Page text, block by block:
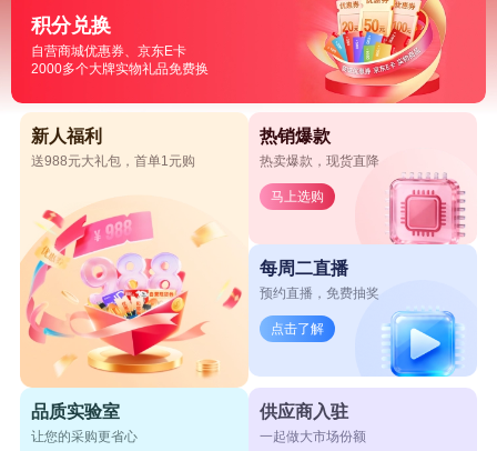
积分兑换
自营商城优惠券、京东E卡
2000多个大牌实物礼品免费换
新人福利
送988元大礼包，首单1元购
热销爆款
热卖爆款，现货直降
马上选购
每周二直播
预约直播，免费抽奖
点击了解
品质实验室
让您的采购更省心
供应商入驻
一起做大市场份额